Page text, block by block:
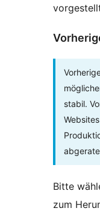
stabil.
Bitte
zum